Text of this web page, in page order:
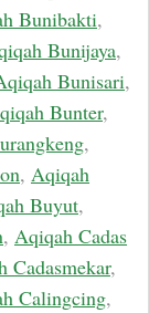
Bunibakti,
Bunijaya,
Bunisari,
Bunter,
,
, Aqiqah
Buyut,
, Aqiqah Cadas
Cadasmekar,
Calingcing,